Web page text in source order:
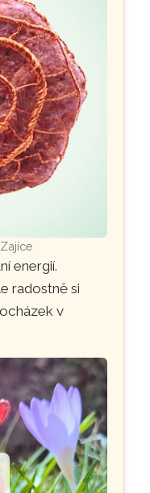
energií.
radostně si
v